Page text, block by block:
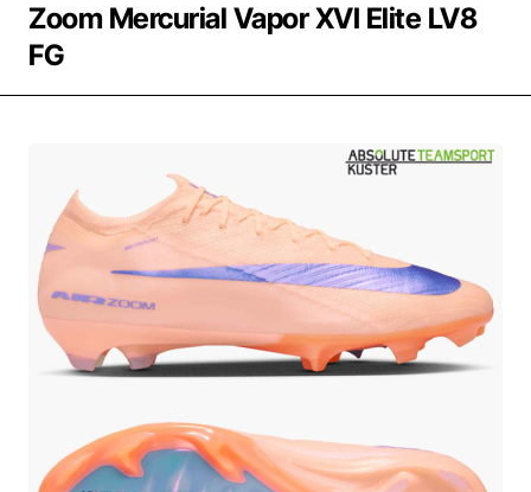
Zoom Mercurial Vapor XVI Elite LV8
FG